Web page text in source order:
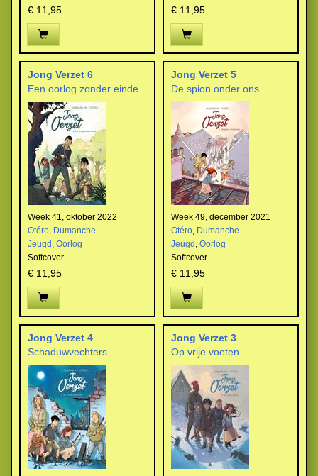
€ 11,95 € 11,95
Jong Verzet 6
Een oorlog zonder einde
Week 41, oktober 2022
Otéro, Dumanche
Jeugd , Oorlog
Softcover
€ 11,95
Jong Verzet 5
De spion onder ons
Week 49, december 2021
Otéro, Dumanche
Jeugd , Oorlog
Softcover
€ 11,95
Jong Verzet 4
Schaduwvechters
Jong Verzet 3
Op vrije voeten